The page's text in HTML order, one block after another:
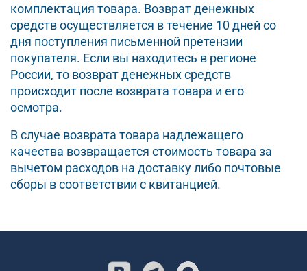
комплектация товара. Возврат денежных
средств осуществляется в течение 10 дней со
дня поступления письменной претензии
покупателя. Если вы находитесь в регионе
России, то возврат денежных средств
происходит после возврата товара и его
осмотра.
В случае возврата товара надлежащего
качества возвращается стоимость товара за
вычетом расходов на доставку либо почтовые
сборы в соответствии с квитанцией.